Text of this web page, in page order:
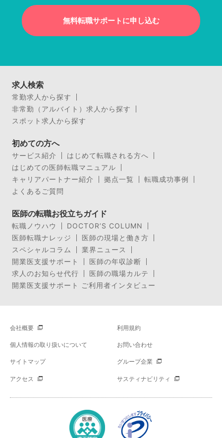
無料転職サポートに申し込む
求人検索
常勤求人から探す
非常勤（アルバイト）求人から探す
スポット求人から探す
初めての方へ
サービス紹介
はじめて転職される方へ
はじめての医師転職マニュアル
キャリアパートナー紹介
拠点一覧
転職成功事例
よくあるご質問
医師の転職お役立ちガイド
転職ノウハウ
DOCTOR’S COLUMN
医師転職ナレッジ
医師の現場と働き方
スペシャルコラム
業界ニュース
開業医支援サポート
医師の年収診断
求人のお知らせ代行
医師の職場カルテ
開業医支援サポート ご利用者インタビュー
会社概要 利用規約
個人情報の取り扱いについて お問い合わせ
サイトマップ グループ企業
アクセス サスティナビリティ